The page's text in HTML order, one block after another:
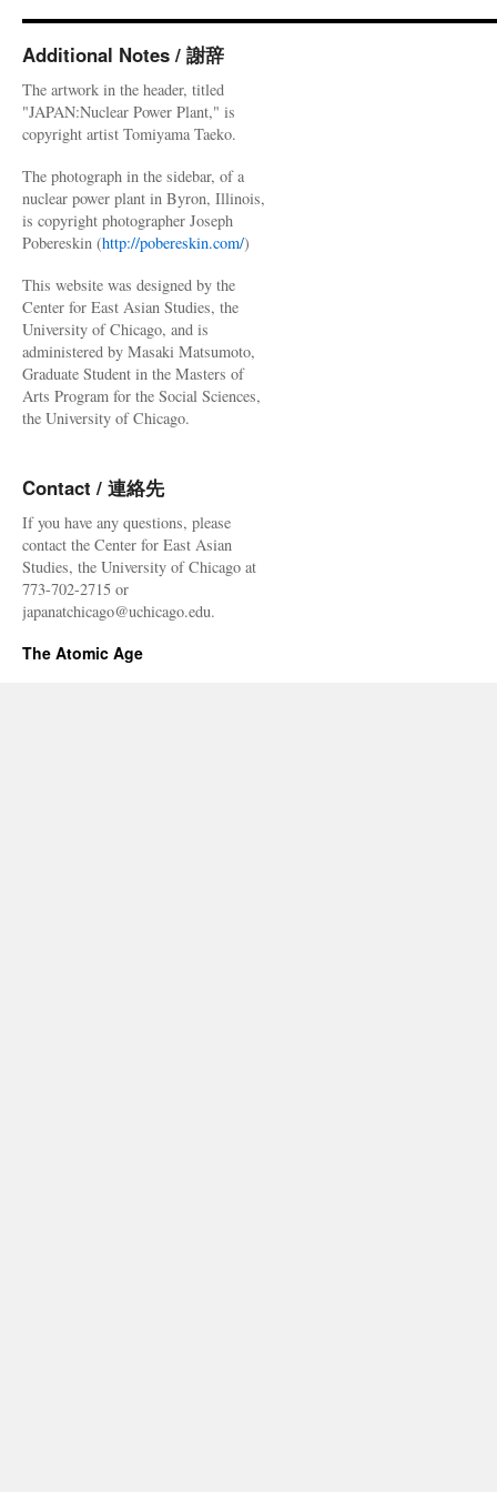
評
価
十
分」
安
委
委
員
長、
稼
働
巡
り
波
紋
呼
言
via
毎
日
Additional Notes / 謝辞
The artwork in the header, titled
"JAPAN:Nuclear Power Plant," is
copyright artist Tomiyama Taeko.
The photograph in the sidebar, of a
nuclear power plant in Byron, Illinois,
is copyright photographer Joseph
Pobereskin (http://pobereskin.com/)
This website was designed by the
Center for East Asian Studies, the
University of Chicago, and is
administered by Masaki Matsumoto,
Graduate Student in the Masters of
Arts Program for the Social Sciences,
the University of Chicago.
Contact / 連絡先
If you have any questions, please
contact the Center for East Asian
Studies, the University of Chicago at
773-702-2715 or
japanatchicago@uchicago.edu.
The Atomic Age